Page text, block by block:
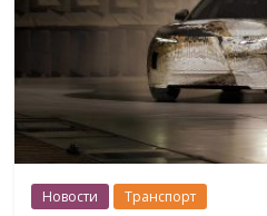
Новости Транспорт